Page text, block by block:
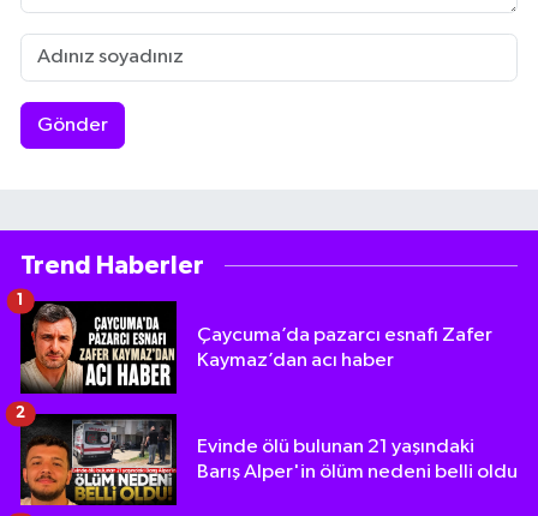
Gönder
Trend Haberler
Çaycuma’da pazarcı esnafı Zafer
Kaymaz’dan acı haber
Evinde ölü bulunan 21 yaşındaki
Barış Alper'in ölüm nedeni belli oldu
2